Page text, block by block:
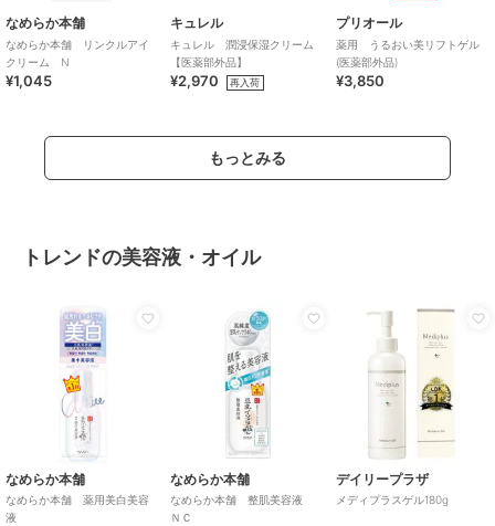
なめらか本舗
なめらか本舗 リンクルアイ
クリーム N
¥1,045
キュレル
キュレル 潤浸保湿クリーム
【医薬部外品】
¥2,970 再入荷
プリオール
薬用 うるおい美リフトゲル
(医薬部外品)
¥3,850
もっとみる
トレンドの美容液・オイル
なめらか本舗
なめらか本舗 薬用美白美容
液
なめらか本舗
なめらか本舗 整肌美容液
ＮＣ
デイリープラザ
メディプラスゲル180g